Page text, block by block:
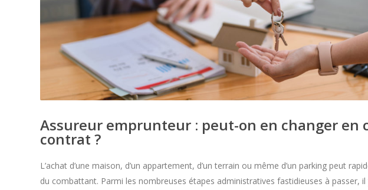
Assureur emprunteur : peut-on en changer en
contrat ?
L’achat d’une maison, d’un appartement, d’un terrain ou même d’un parking peut
du combattant. Parmi les nombreuses étapes administratives fastidieuses à passer, il